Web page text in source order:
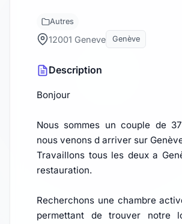
Autres
12001 Geneve Genève
Description
Bonjour
Nous sommes un couple de
nous venons d arriver sur
Travaillons tous les deux a
restauration.
Recherchons une chambre
permettant de trouver notre